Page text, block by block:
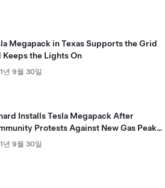
Megapack in Texas Supports the Grid
Keeps the Lights On
년 9월 30일
Installs Tesla Megapack After
Protests Against New Gas Peaker
년 9월 30일